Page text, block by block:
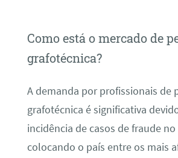
Como está o mercado de
grafotécnica?
A demanda por profissionais de
grafotécnica é significativa
incidência de casos de fraude
colocando o país entre os mais